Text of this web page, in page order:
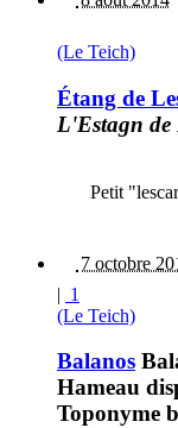
(Le Teich)
Étang de
L'Estagn de
Petit
7 octobre
| 1
(Le Teich)
Balanos
Hameau
Toponyme